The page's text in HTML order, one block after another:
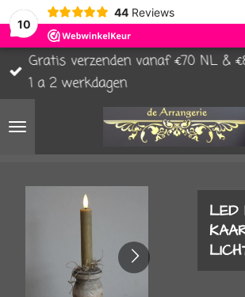
10
44 Reviews
Gratis verzenden vanaf €70 NL &
1 a 2 werkdagen
LED